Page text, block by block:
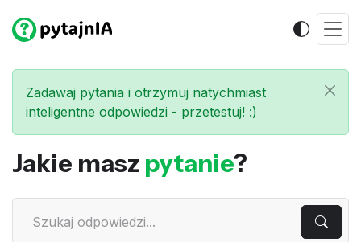
Zadawaj pytania i otrzymuj natychmiast
inteligentne odpowiedzi - przetestuj! :)
Jakie masz pytanie?